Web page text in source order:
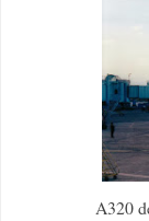
A320